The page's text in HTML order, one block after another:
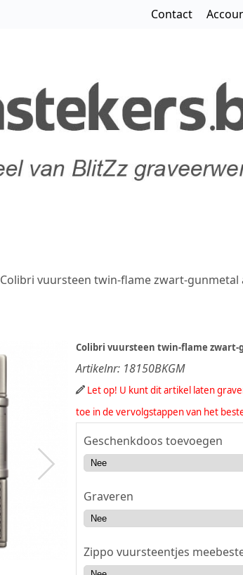
Contact
Colibri vuursteen twin-flame zwart-gunmetal
Colibri vuursteen twin-flame
Artikelnr: 18150BKGM
Let op! U kunt dit artikel laten
toe in de vervolgstappen van het
Geschenkdoos toevoegen
Graveren
Zippo vuursteentjes